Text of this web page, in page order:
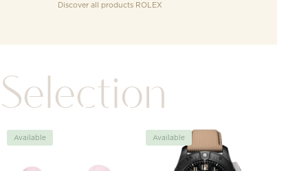
Discover all products ROLEX
Selection
Available Available